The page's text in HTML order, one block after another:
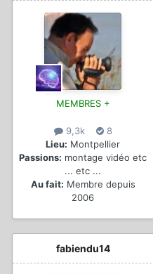
MEMBRES +
9,3k
8
Lieu: Montpellier
Passions: montage vidéo etc
... etc ...
Au fait: Membre depuis
2006
fabiendu14